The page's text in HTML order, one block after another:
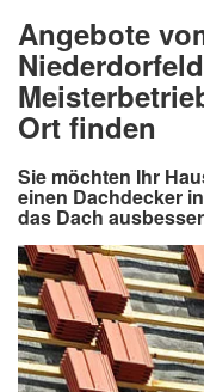
Angebote
Ort finden
Sie möchten Ihr
einen Dachdecker
das Dach